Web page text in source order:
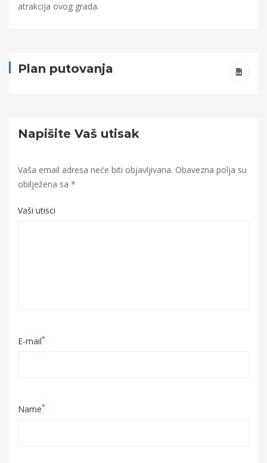
atrakcija ovog grada.
Plan putovanja
Napišite Vaš utisak
Vaša email adresa neće biti objavljivana. Obavezna polja su
obilježena sa *
Vaši utisci
E-mail*
Name*